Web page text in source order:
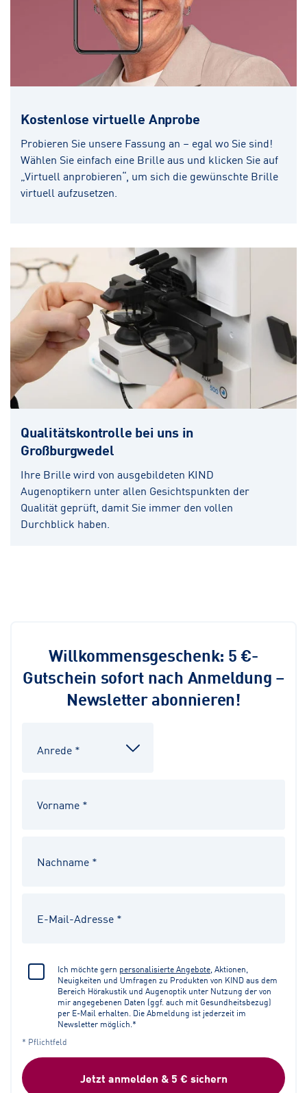
Kostenlose virtuelle Anprobe
Probieren Sie unsere Fassung an – egal wo Sie sind!
Wählen Sie einfach eine Brille aus und klicken Sie auf
„Virtuell anprobieren“, um sich die gewünschte Brille
virtuell aufzusetzen.
Qualitätskontrolle bei uns in
Großburgwedel
Ihre Brille wird von ausgebildeten KIND
Augenoptikern unter allen Gesichtspunkten der
Qualität geprüft, damit Sie immer den vollen
Durchblick haben.
Willkommensgeschenk: 5 €-
Gutschein sofort nach Anmeldung –
Newsletter abonnieren!
Ich möchte gern personalisierte Angebote , Aktionen,
Neuigkeiten und Umfragen zu Produkten von KIND aus dem
Bereich Hörakustik und Augenoptik unter Nutzung der von
mir angegebenen Daten (ggf. auch mit Gesundheitsbezug)
per E-Mail erhalten. Die Abmeldung ist jederzeit im
Newsletter möglich.*
* Pflichtfeld
Jetzt anmelden & 5 € sichern